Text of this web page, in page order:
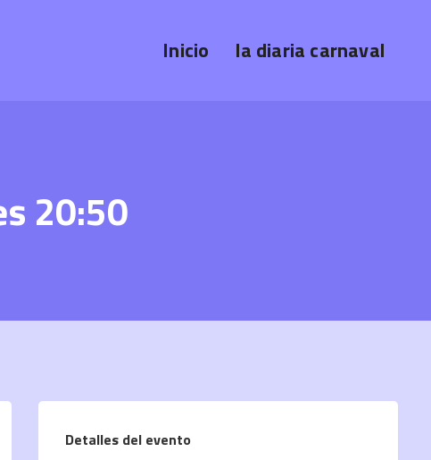
Inicio la diaria carnaval
20:50
Detalles del evento